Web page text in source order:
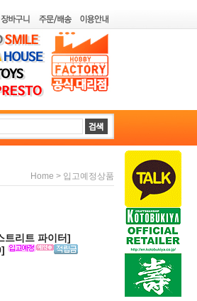
Home > 입고예정상품
트리트 파이터]